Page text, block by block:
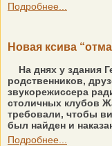
Подробнее...
Новая ксива
На днях у здания
родственников,
звукорежиссера
столичных клубов
требовали, чтобы
был найден и
Подробнее...